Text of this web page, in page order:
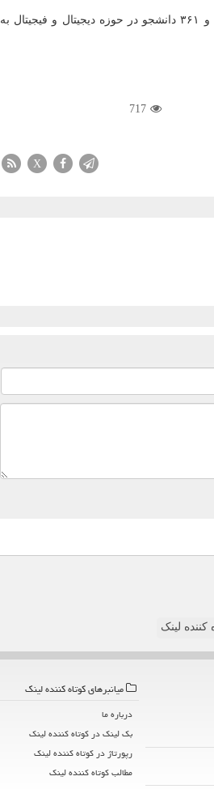
گفتنی است؛ در این المپیاد، علاوه بر بخش رباتیک، ۱۰۴ طرح نوآورانه و فناورانه در حوزه ورزش و ۳۶۱ دانشجو در حوزه دیجیتال و فیجیتال به
717
X
لینک
میانبرهای كوتاه كننده لینك
درباره ما
بک لینک در كوتاه كننده لینك
رپورتاژ در كوتاه كننده لینك
مطالب كوتاه كننده لینك